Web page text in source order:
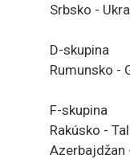
Srbsko -
D-skupina
Rumunsko -
F-skupina
Rakúsko -
Azerbajdžan -